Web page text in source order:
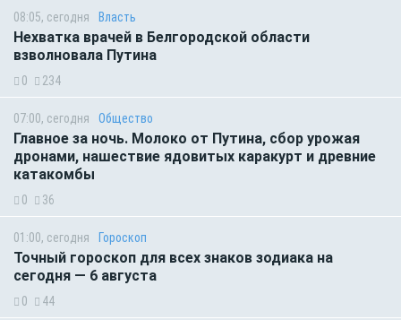
08:05, сегодня Власть
Нехватка врачей в Белгородской области
взволновала Путина
0 234
07:00, сегодня Общество
Главное за ночь. Молоко от Путина, сбор урожая
дронами, нашествие ядовитых каракурт и древние
катакомбы
0 36
01:00, сегодня Гороскоп
Точный гороскоп для всех знаков зодиака на
сегодня — 6 августа
0 44